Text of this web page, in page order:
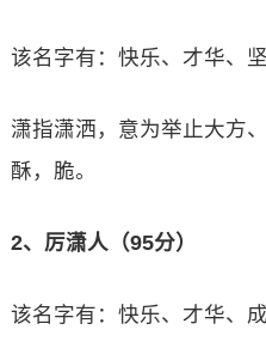
该名字有：快乐、才华、
潇指潇洒，意为举止大方
酥，脆。
2、厉潇人（95分）
该名字有：快乐、才华、